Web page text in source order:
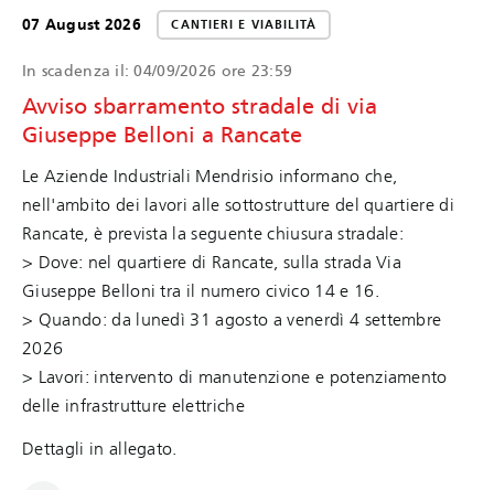
07 August 2026 CANTIERI E VIABILITÀ
In scadenza il:04/09/2026 ore 23:59
Avviso sbarramento stradale di via
Giuseppe Belloni a Rancate
Le Aziende Industriali Mendrisio informano che,
nell'ambito dei lavori alle sottostrutture del quartiere di
Rancate, è prevista la seguente chiusura stradale:
> Dove: nel quartiere di Rancate, sulla strada Via
Giuseppe Belloni tra il numero civico 14 e 16.
> Quando: da lunedì 31 agosto a venerdì 4 settembre
2026
> Lavori: intervento di manutenzione e potenziamento
delle infrastrutture elettriche
Dettagli in allegato.